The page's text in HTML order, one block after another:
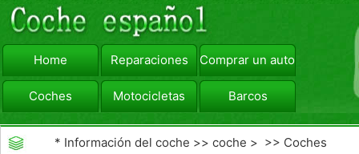
Home Reparaciones Comprar un automóvil
Coches Motocicletas Barcos
viajar Camiones
* Información del coche >>coche > >> Coches